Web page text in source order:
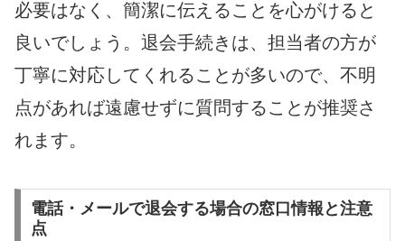
必要はなく、簡潔に伝えることを心がけると
良いでしょう。退会手続きは、担当者の方が
丁寧に対応してくれることが多いので、不明
点があれば遠慮せずに質問することが推奨さ
れます。
電話・メールで退会する場合の窓口情報と注意
点